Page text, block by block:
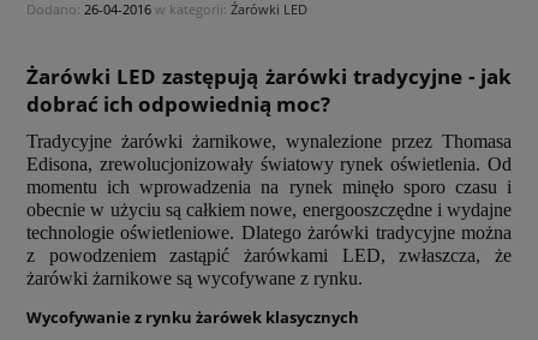
Dodano: 26-04-2016 w kategorii: Źarówki LED
Żarówki LED zastępują żarówki tradycyjne - jak
dobrać ich odpowiednią moc?
Tradycyjne żarówki żarnikowe, wynalezione przez Thomasa
Edisona, zrewolucjonizowały światowy rynek oświetlenia. Od
momentu ich wprowadzenia na rynek minęło sporo czasu i
obecnie w użyciu są całkiem nowe, energooszczędne i wydajne
technologie oświetleniowe. Dlatego żarówki tradycyjne można
z powodzeniem zastąpić żarówkami LED, zwłaszcza, że
żarówki żarnikowe są wycofywane z rynku.
Wycofywanie z rynku żarówek klasycznych